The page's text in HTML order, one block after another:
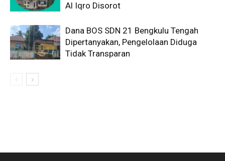
Al Iqro Disorot
Dana BOS SDN 21 Bengkulu Tengah
Dipertanyakan, Pengelolaan Diduga
Tidak Transparan